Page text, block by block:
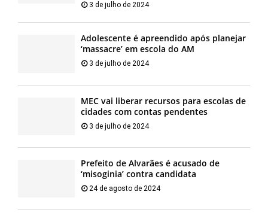
3 de julho de 2024
Adolescente é apreendido após planejar
‘massacre’ em escola do AM
3 de julho de 2024
MEC vai liberar recursos para escolas de
cidades com contas pendentes
3 de julho de 2024
Prefeito de Alvarães é acusado de
‘misoginia’ contra candidata
24 de agosto de 2024